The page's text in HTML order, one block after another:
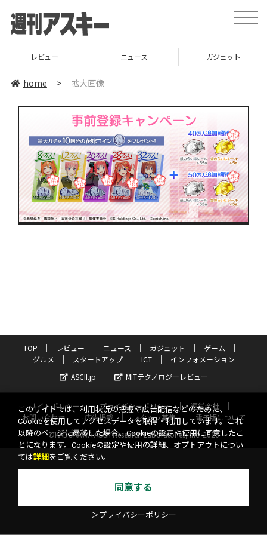
toggle
レビュー ニュース ガジェット
home > 拡大画像
TOP レビュー ニュース ガジェット
ゲーム
グルメ
スタートアップ ICT
インフォメーション
ASCII.jp
MITテクノロジーレビュー
サイトポリシー プライバシーポリシー
運営会社
お問い合わせ
広告掲載 スタッフ募集
電子版について
©KADOKAWA ASCII Research Laboratories, Inc. 2026
このサイトでは、利用状況の把握や広告配信などのために、
Cookieを使用してアクセスデータを取得・利用しています。これ
以降のページに遷移した場合、Cookieの設定や使用に同意したこ
とになります。Cookieの設定や使用の詳細、オプトアウトについ
ては詳細 をご覧ください。
同意する
＞プライバシーポリシー